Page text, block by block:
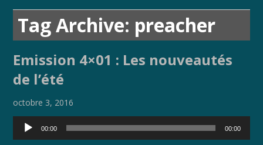
Tag Archive: preacher
Emission 4×01 : Les nouveautés
de l’été
octobre 3, 2016
Lecteur
audio
00:00 00:00